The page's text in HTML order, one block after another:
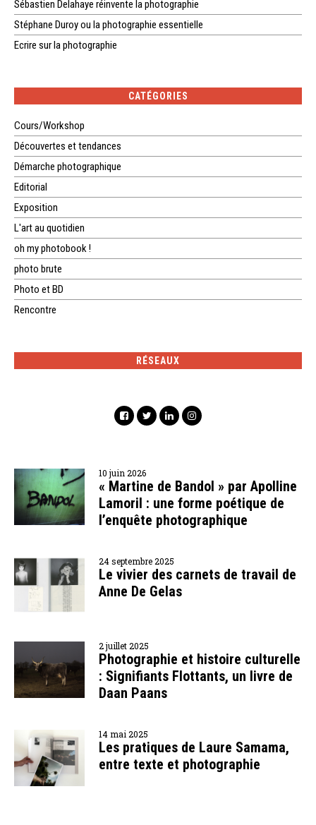
Sébastien Delahaye réinvente la photographie
Stéphane Duroy ou la photographie essentielle
Ecrire sur la photographie
CATÉGORIES
Cours/Workshop
Découvertes et tendances
Démarche photographique
Editorial
Exposition
L'art au quotidien
oh my photobook !
photo brute
Photo et BD
Rencontre
RÉSEAUX
10 juin 2026
« Martine de Bandol » par Apolline
Lamoril : une forme poétique de
l’enquête photographique
24 septembre 2025
Le vivier des carnets de travail de
Anne De Gelas
2 juillet 2025
Photographie et histoire culturelle
: Signifiants Flottants, un livre de
Daan Paans
14 mai 2025
Les pratiques de Laure Samama,
entre texte et photographie